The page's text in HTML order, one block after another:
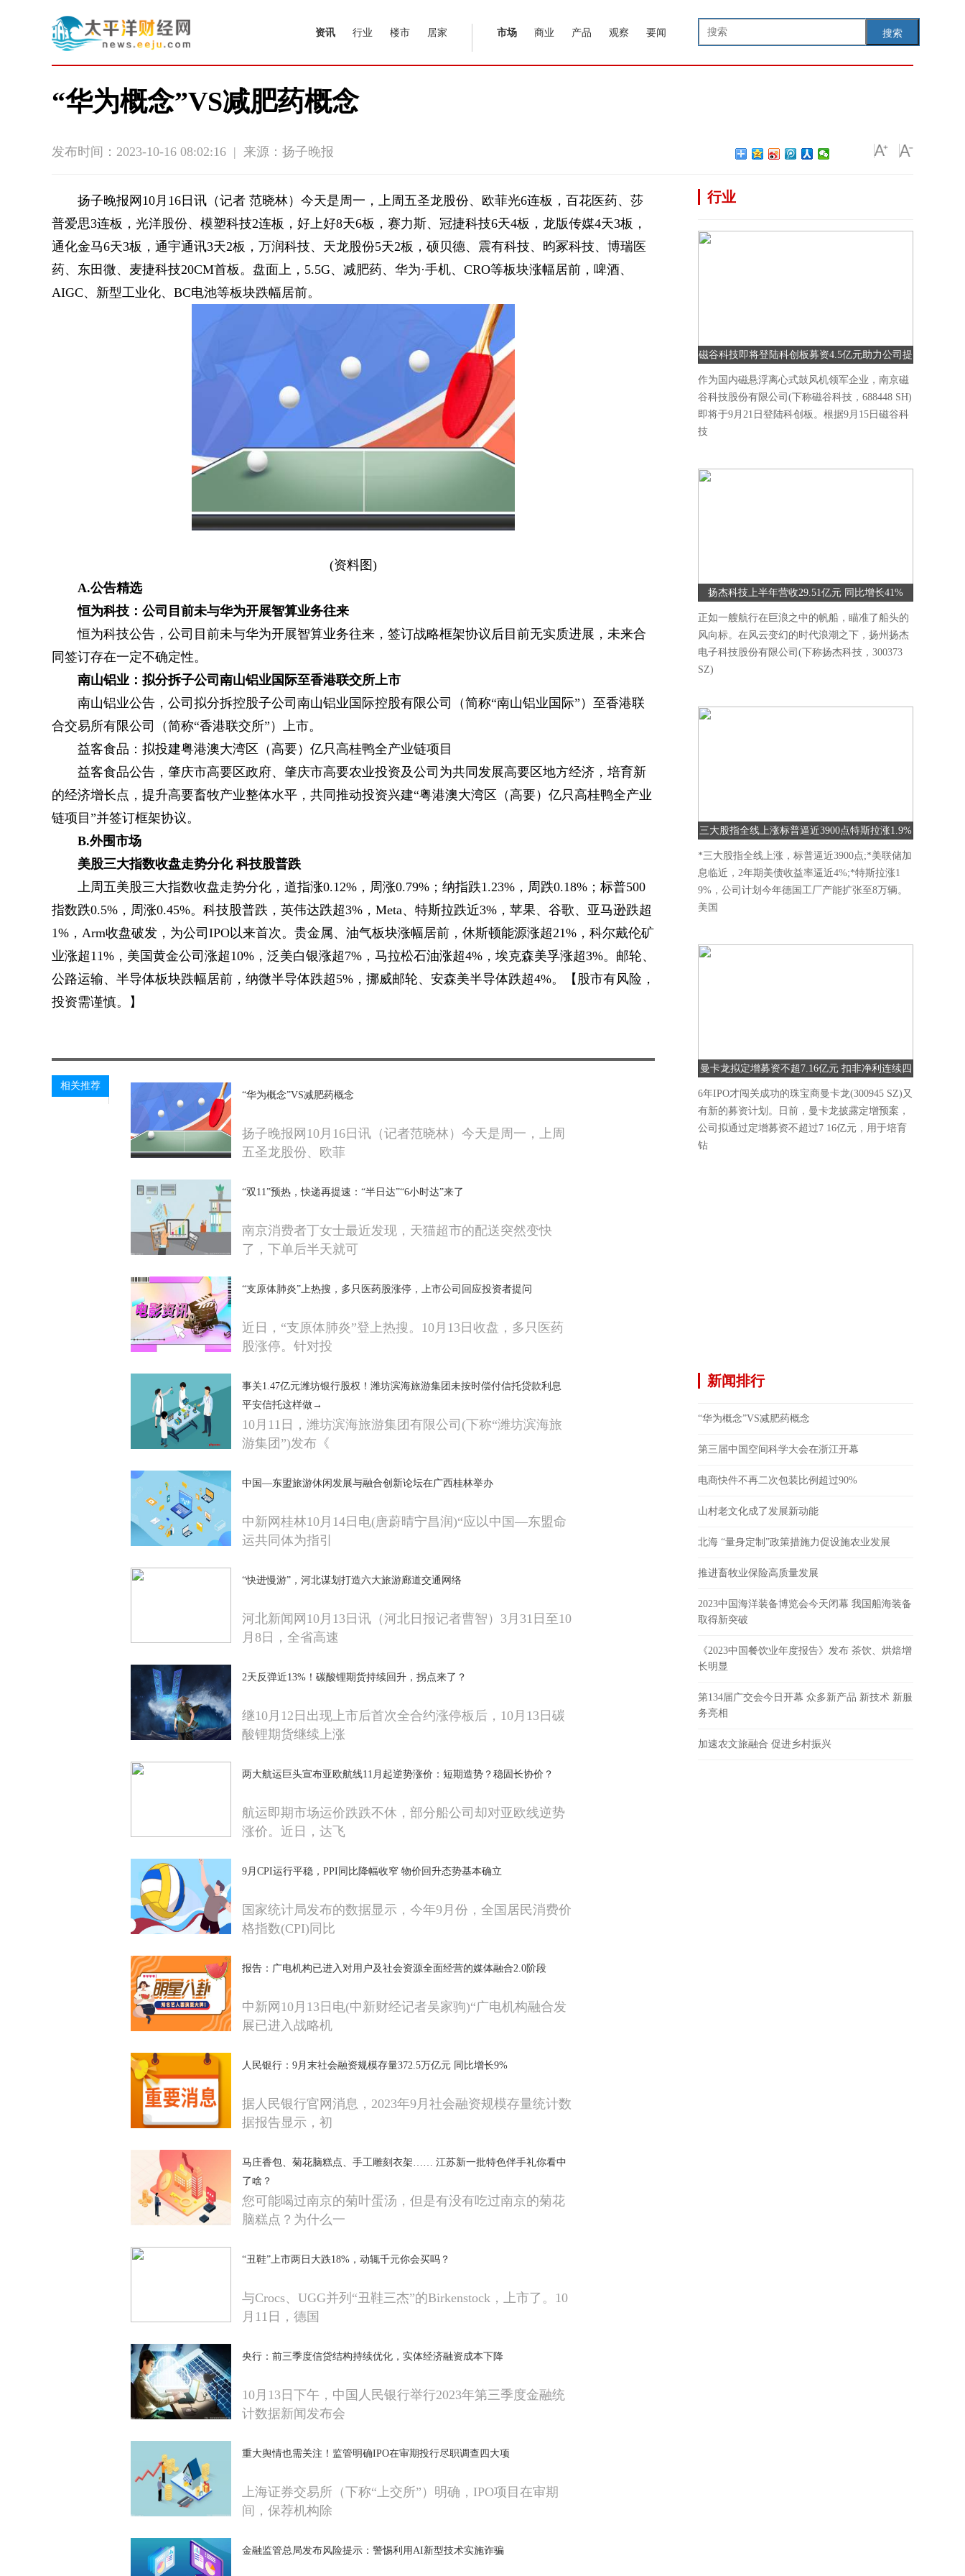
搜索
资讯 行业 楼市 居家 市场 商业 产品 观察 要闻
“华为概念”VS减肥药概念
发布时间：2023-10-16 08:02:16 | 来源：扬子晚报
扬子晚报网10月16日讯（记者 范晓林）今天是周一，上周五圣龙股份、欧菲光6连板，百花医药、莎
普爱思3连板，光洋股份、模塑科技2连板，好上好8天6板，赛力斯、冠捷科技6天4板，龙版传媒4天3板，
通化金马6天3板，通宇通讯3天2板，万润科技、天龙股份5天2板，硕贝德、震有科技、昀冢科技、博瑞医
药、东田微、麦捷科技20CM首板。盘面上，5.5G、减肥药、华为·手机、CRO等板块涨幅居前，啤酒、
AIGC、新型工业化、BC电池等板块跌幅居前。
(资料图)
A.公告精选
恒为科技：公司目前未与华为开展智算业务往来
恒为科技公告，公司目前未与华为开展智算业务往来，签订战略框架协议后目前无实质进展，未来合
同签订存在一定不确定性。
南山铝业：拟分拆子公司南山铝业国际至香港联交所上市
南山铝业公告，公司拟分拆控股子公司南山铝业国际控股有限公司（简称“南山铝业国际”）至香港联
合交易所有限公司（简称“香港联交所”）上市。
益客食品：拟投建粤港澳大湾区（高要）亿只高桂鸭全产业链项目
益客食品公告，肇庆市高要区政府、肇庆市高要农业投资及公司为共同发展高要区地方经济，培育新
的经济增长点，提升高要畜牧产业整体水平，共同推动投资兴建“粤港澳大湾区（高要）亿只高桂鸭全产业
链项目”并签订框架协议。
B.外围市场
美股三大指数收盘走势分化 科技股普跌
上周五美股三大指数收盘走势分化，道指涨0.12%，周涨0.79%；纳指跌1.23%，周跌0.18%；标普500
指数跌0.5%，周涨0.45%。科技股普跌，英伟达跌超3%，Meta、特斯拉跌近3%，苹果、谷歌、亚马逊跌超
1%，Arm收盘破发，为公司IPO以来首次。贵金属、油气板块涨幅居前，休斯顿能源涨超21%，科尔戴伦矿
业涨超11%，美国黄金公司涨超10%，泛美白银涨超7%，马拉松石油涨超4%，埃克森美孚涨超3%。邮轮、
公路运输、半导体板块跌幅居前，纳微半导体跌超5%，挪威邮轮、安森美半导体跌超4%。【股市有风险，
投资需谨慎。】
相关推荐
“华为概念”VS减肥药概念
扬子晚报网10月16日讯（记者范晓林）今天是周一，上周
五圣龙股份、欧菲
“双11”预热，快递再提速：“半日达”“6小时达”来了
南京消费者丁女士最近发现，天猫超市的配送突然变快
了，下单后半天就可
“支原体肺炎”上热搜，多只医药股涨停，上市公司回应投资者提问
近日，“支原体肺炎”登上热搜。10月13日收盘，多只医药
股涨停。针对投
事关1.47亿元潍坊银行股权！潍坊滨海旅游集团未按时偿付信托贷款利息
平安信托这样做→
10月11日，潍坊滨海旅游集团有限公司(下称“潍坊滨海旅
游集团”)发布《
中国—东盟旅游休闲发展与融合创新论坛在广西桂林举办
中新网桂林10月14日电(唐蔚晴宁昌润)“应以中国—东盟命
运共同体为指引
“快进慢游”，河北谋划打造六大旅游廊道交通网络
河北新闻网10月13日讯（河北日报记者曹智）3月31日至10
月8日，全省高速
2天反弹近13%！碳酸锂期货持续回升，拐点来了？
继10月12日出现上市后首次全合约涨停板后，10月13日碳
酸锂期货继续上涨
两大航运巨头宣布亚欧航线11月起逆势涨价：短期造势？稳固长协价？
航运即期市场运价跌跌不休，部分船公司却对亚欧线逆势
涨价。近日，达飞
9月CPI运行平稳，PPI同比降幅收窄 物价回升态势基本确立
国家统计局发布的数据显示，今年9月份，全国居民消费价
格指数(CPI)同比
​报告：广电机构已进入对用户及社会资源全面经营的媒体融合2.0阶段
中新网10月13日电(中新财经记者吴家驹)“广电机构融合发
展已进入战略机
人民银行：9月末社会融资规模存量372.5万亿元 同比增长9%
据人民银行官网消息，2023年9月社会融资规模存量统计数
据报告显示，初
马庄香包、菊花脑糕点、手工雕刻衣架…… 江苏新一批特色伴手礼你看中
了啥？
您可能喝过南京的菊叶蛋汤，但是有没有吃过南京的菊花
脑糕点？为什么一
“丑鞋”上市两日大跌18%，动辄千元你会买吗？
与Crocs、UGG并列“丑鞋三杰”的Birkenstock，上市了。10
月11日，德国
央行：前三季度信贷结构持续优化，实体经济融资成本下降
10月13日下午，中国人民银行举行2023年第三季度金融统
计数据新闻发布会
重大舆情也需关注！监管明确IPO在审期投行尽职调查四大项
上海证券交易所（下称“上交所”）明确，IPO项目在审期
间，保荐机构除
金融监管总局发布风险提示：警惕利用AI新型技术实施诈骗
行业
磁谷科技即将登陆科创板募资4.5亿元助力公司提
升研发能力
作为国内磁悬浮离心式鼓风机领军企业，南京磁
谷科技股份有限公司(下称磁谷科技，688448 SH)
即将于9月21日登陆科创板。根据9月15日磁谷科
技
扬杰科技上半年营收29.51亿元 同比增长41%
正如一艘航行在巨浪之中的帆船，瞄准了船头的
风向标。在风云变幻的时代浪潮之下，扬州扬杰
电子科技股份有限公司(下称扬杰科技，300373
SZ)
三大股指全线上涨标普逼近3900点特斯拉涨1.9%
*三大股指全线上涨，标普逼近3900点;*美联储加
息临近，2年期美债收益率逼近4%;*特斯拉涨1
9%，公司计划今年德国工厂产能扩张至8万辆。
美国
曼卡龙拟定增募资不超7.16亿元 扣非净利连续四
季度下降
6年IPO才闯关成功的珠宝商曼卡龙(300945 SZ)又
有新的募资计划。日前，曼卡龙披露定增预案，
公司拟通过定增募资不超过7 16亿元，用于培育
钻
新闻排行
“华为概念”VS减肥药概念
第三届中国空间科学大会在浙江开幕
电商快件不再二次包装比例超过90%
山村老文化成了发展新动能
北海 “量身定制”政策措施力促设施农业发展
推进畜牧业保险高质量发展
2023中国海洋装备博览会今天闭幕 我国船海装备
取得新突破
《2023中国餐饮业年度报告》发布 茶饮、烘焙增
长明显
第134届广交会今日开幕 众多新产品 新技术 新服
务亮相
加速农文旅融合 促进乡村振兴